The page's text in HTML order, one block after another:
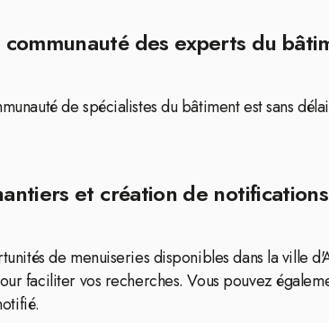
des experts du
de spécialistes du bâtiment est sans
et création de notifications
de menuiseries disponibles dans la ville
faciliter vos recherches. Vous pouvez